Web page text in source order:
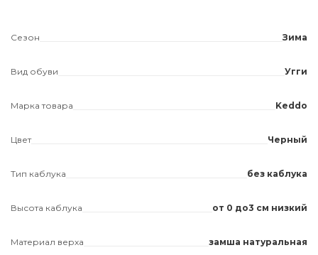
Сезон Зима
Вид обуви Угги
Марка товара Keddo
Цвет Черный
Тип каблука без каблука
Высота каблука от 0 до3 см низкий
Материал верха замша натуральная